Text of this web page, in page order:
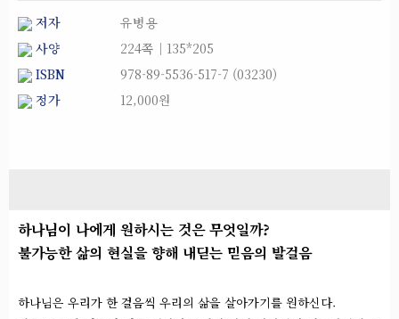
저자
유병용
사양
224쪽│135*205
ISBN
978-89-5536-517-7 (03230)
정가
12,000원
하나님이 나에게 원하시는 것은 무엇일까?
불가능한 삶의 현실을 향해 내딛는 믿음의 발걸음
하나님은 우리가 한 걸음씩 우리의 삶을 살아가기를 원하신다.